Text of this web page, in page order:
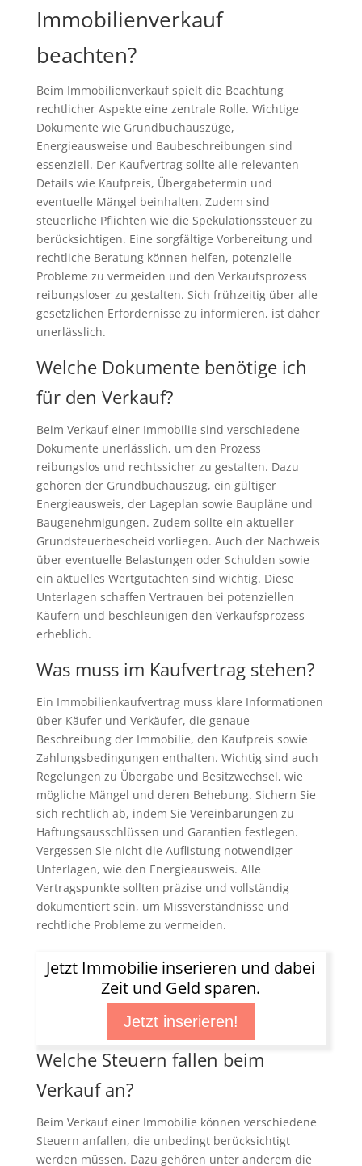
Immobilienverkauf
beachten?
Beim Immobilienverkauf spielt die Beachtung
rechtlicher Aspekte eine zentrale Rolle. Wichtige
Dokumente wie Grundbuchauszüge,
Energieausweise und Baubeschreibungen sind
essenziell. Der Kaufvertrag sollte alle relevanten
Details wie Kaufpreis, Übergabetermin und
eventuelle Mängel beinhalten. Zudem sind
steuerliche Pflichten wie die Spekulationssteuer zu
berücksichtigen. Eine sorgfältige Vorbereitung und
rechtliche Beratung können helfen, potenzielle
Probleme zu vermeiden und den Verkaufsprozess
reibungsloser zu gestalten. Sich frühzeitig über alle
gesetzlichen Erfordernisse zu informieren, ist daher
unerlässlich.
Welche Dokumente benötige ich
für den Verkauf?
Beim Verkauf einer Immobilie sind verschiedene
Dokumente unerlässlich, um den Prozess
reibungslos und rechtssicher zu gestalten. Dazu
gehören der Grundbuchauszug, ein gültiger
Energieausweis, der Lageplan sowie Baupläne und
Baugenehmigungen. Zudem sollte ein aktueller
Grundsteuerbescheid vorliegen. Auch der Nachweis
über eventuelle Belastungen oder Schulden sowie
ein aktuelles Wertgutachten sind wichtig. Diese
Unterlagen schaffen Vertrauen bei potenziellen
Käufern und beschleunigen den Verkaufsprozess
erheblich.
Was muss im Kaufvertrag stehen?
Ein Immobilienkaufvertrag muss klare Informationen
über Käufer und Verkäufer, die genaue
Beschreibung der Immobilie, den Kaufpreis sowie
Zahlungsbedingungen enthalten. Wichtig sind auch
Regelungen zu Übergabe und Besitzwechsel, wie
mögliche Mängel und deren Behebung. Sichern Sie
sich rechtlich ab, indem Sie Vereinbarungen zu
Haftungsausschlüssen und Garantien festlegen.
Vergessen Sie nicht die Auflistung notwendiger
Unterlagen, wie den Energieausweis. Alle
Vertragspunkte sollten präzise und vollständig
dokumentiert sein, um Missverständnisse und
rechtliche Probleme zu vermeiden.
Jetzt Immobilie inserieren und dabei
Zeit und Geld sparen.
Jetzt inserieren!
Welche Steuern fallen beim
Verkauf an?
Beim Verkauf einer Immobilie können verschiedene
Steuern anfallen, die unbedingt berücksichtigt
werden müssen. Dazu gehören unter anderem die